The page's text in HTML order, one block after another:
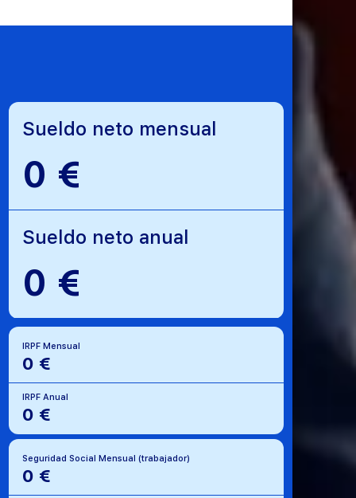
Sueldo neto mensual
0 €
Sueldo neto anual
0 €
IRPF Mensual
0 €
IRPF Anual
0 €
Seguridad Social Mensual (trabajador)
0 €